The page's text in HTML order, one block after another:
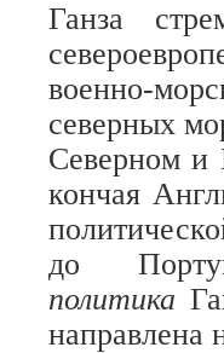
Ганза
военно-
северных
Северном и
кончая
до
политика
направлена